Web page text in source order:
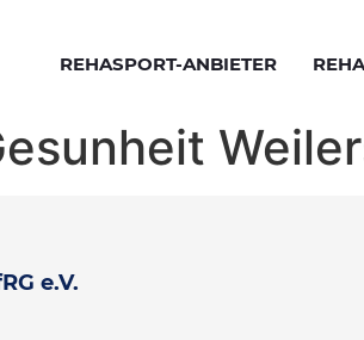
REHASPORT-ANBIETER
e.V.